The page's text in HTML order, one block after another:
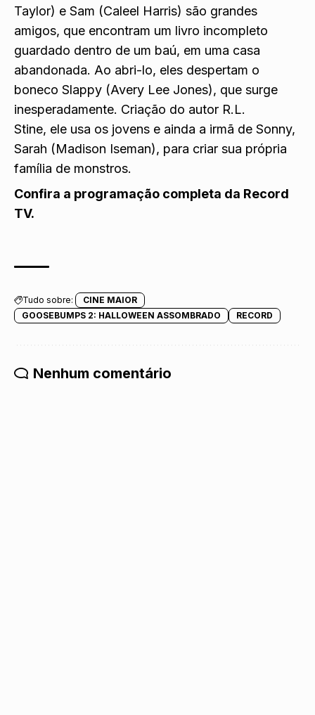
Taylor) e Sam (Caleel Harris) são grandes
amigos, que encontram um livro incompleto
guardado dentro de um baú, em uma casa
abandonada. Ao abri-lo, eles despertam o
boneco Slappy (Avery Lee Jones), que surge
inesperadamente. Criação do autor R.L.
Stine, ele usa os jovens e ainda a irmã de Sonny,
Sarah (Madison Iseman), para criar sua própria
família de monstros.
Confira a programação completa da Record
TV.
Tudo sobre:
CINE MAIOR
GOOSEBUMPS 2: HALLOWEEN ASSOMBRADO
RECORD
Nenhum comentário